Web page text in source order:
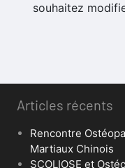
souhaitez
Articles récents
Rencontre
Martiaux Chinois
SCOLIOSE et